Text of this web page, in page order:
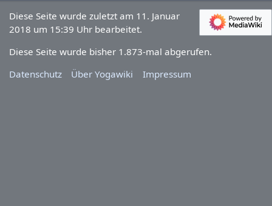
Diese Seite wurde zuletzt am 11. Januar
2018 um 15:39 Uhr bearbeitet.
Diese Seite wurde bisher 1.873-mal abgerufen.
Datenschutz
Über Yogawiki Impressum